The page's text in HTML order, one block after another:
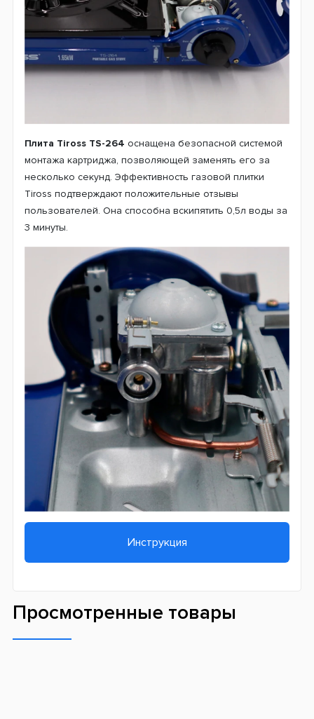
Плита Tiross TS-264 оснащена безопасной системой
монтажа картриджа, позволяющей заменять его за
несколько секунд. Эффективность газовой плитки
Tiross подтверждают положительные отзывы
пользователей. Она способна вскипятить 0,5л воды за
3 минуты.
Инструкция
Просмотренные товары